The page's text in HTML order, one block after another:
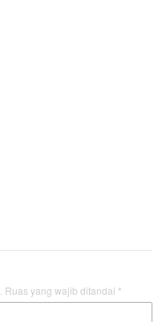
Ruas yang wajib ditandai *